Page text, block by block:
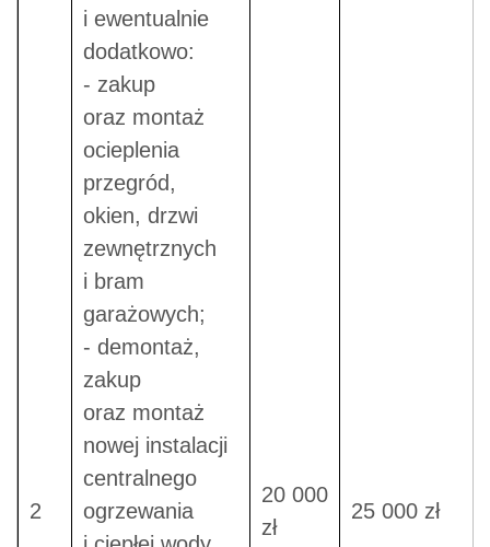
2
i ewentualnie
dodatkowo:
- zakup
oraz montaż
ocieplenia
przegród,
okien, drzwi
zewnętrznych
i bram
garażowych;
- demontaż,
zakup
oraz montaż
nowej instalacji
centralnego
ogrzewania
20 000
zł
25 000 zł